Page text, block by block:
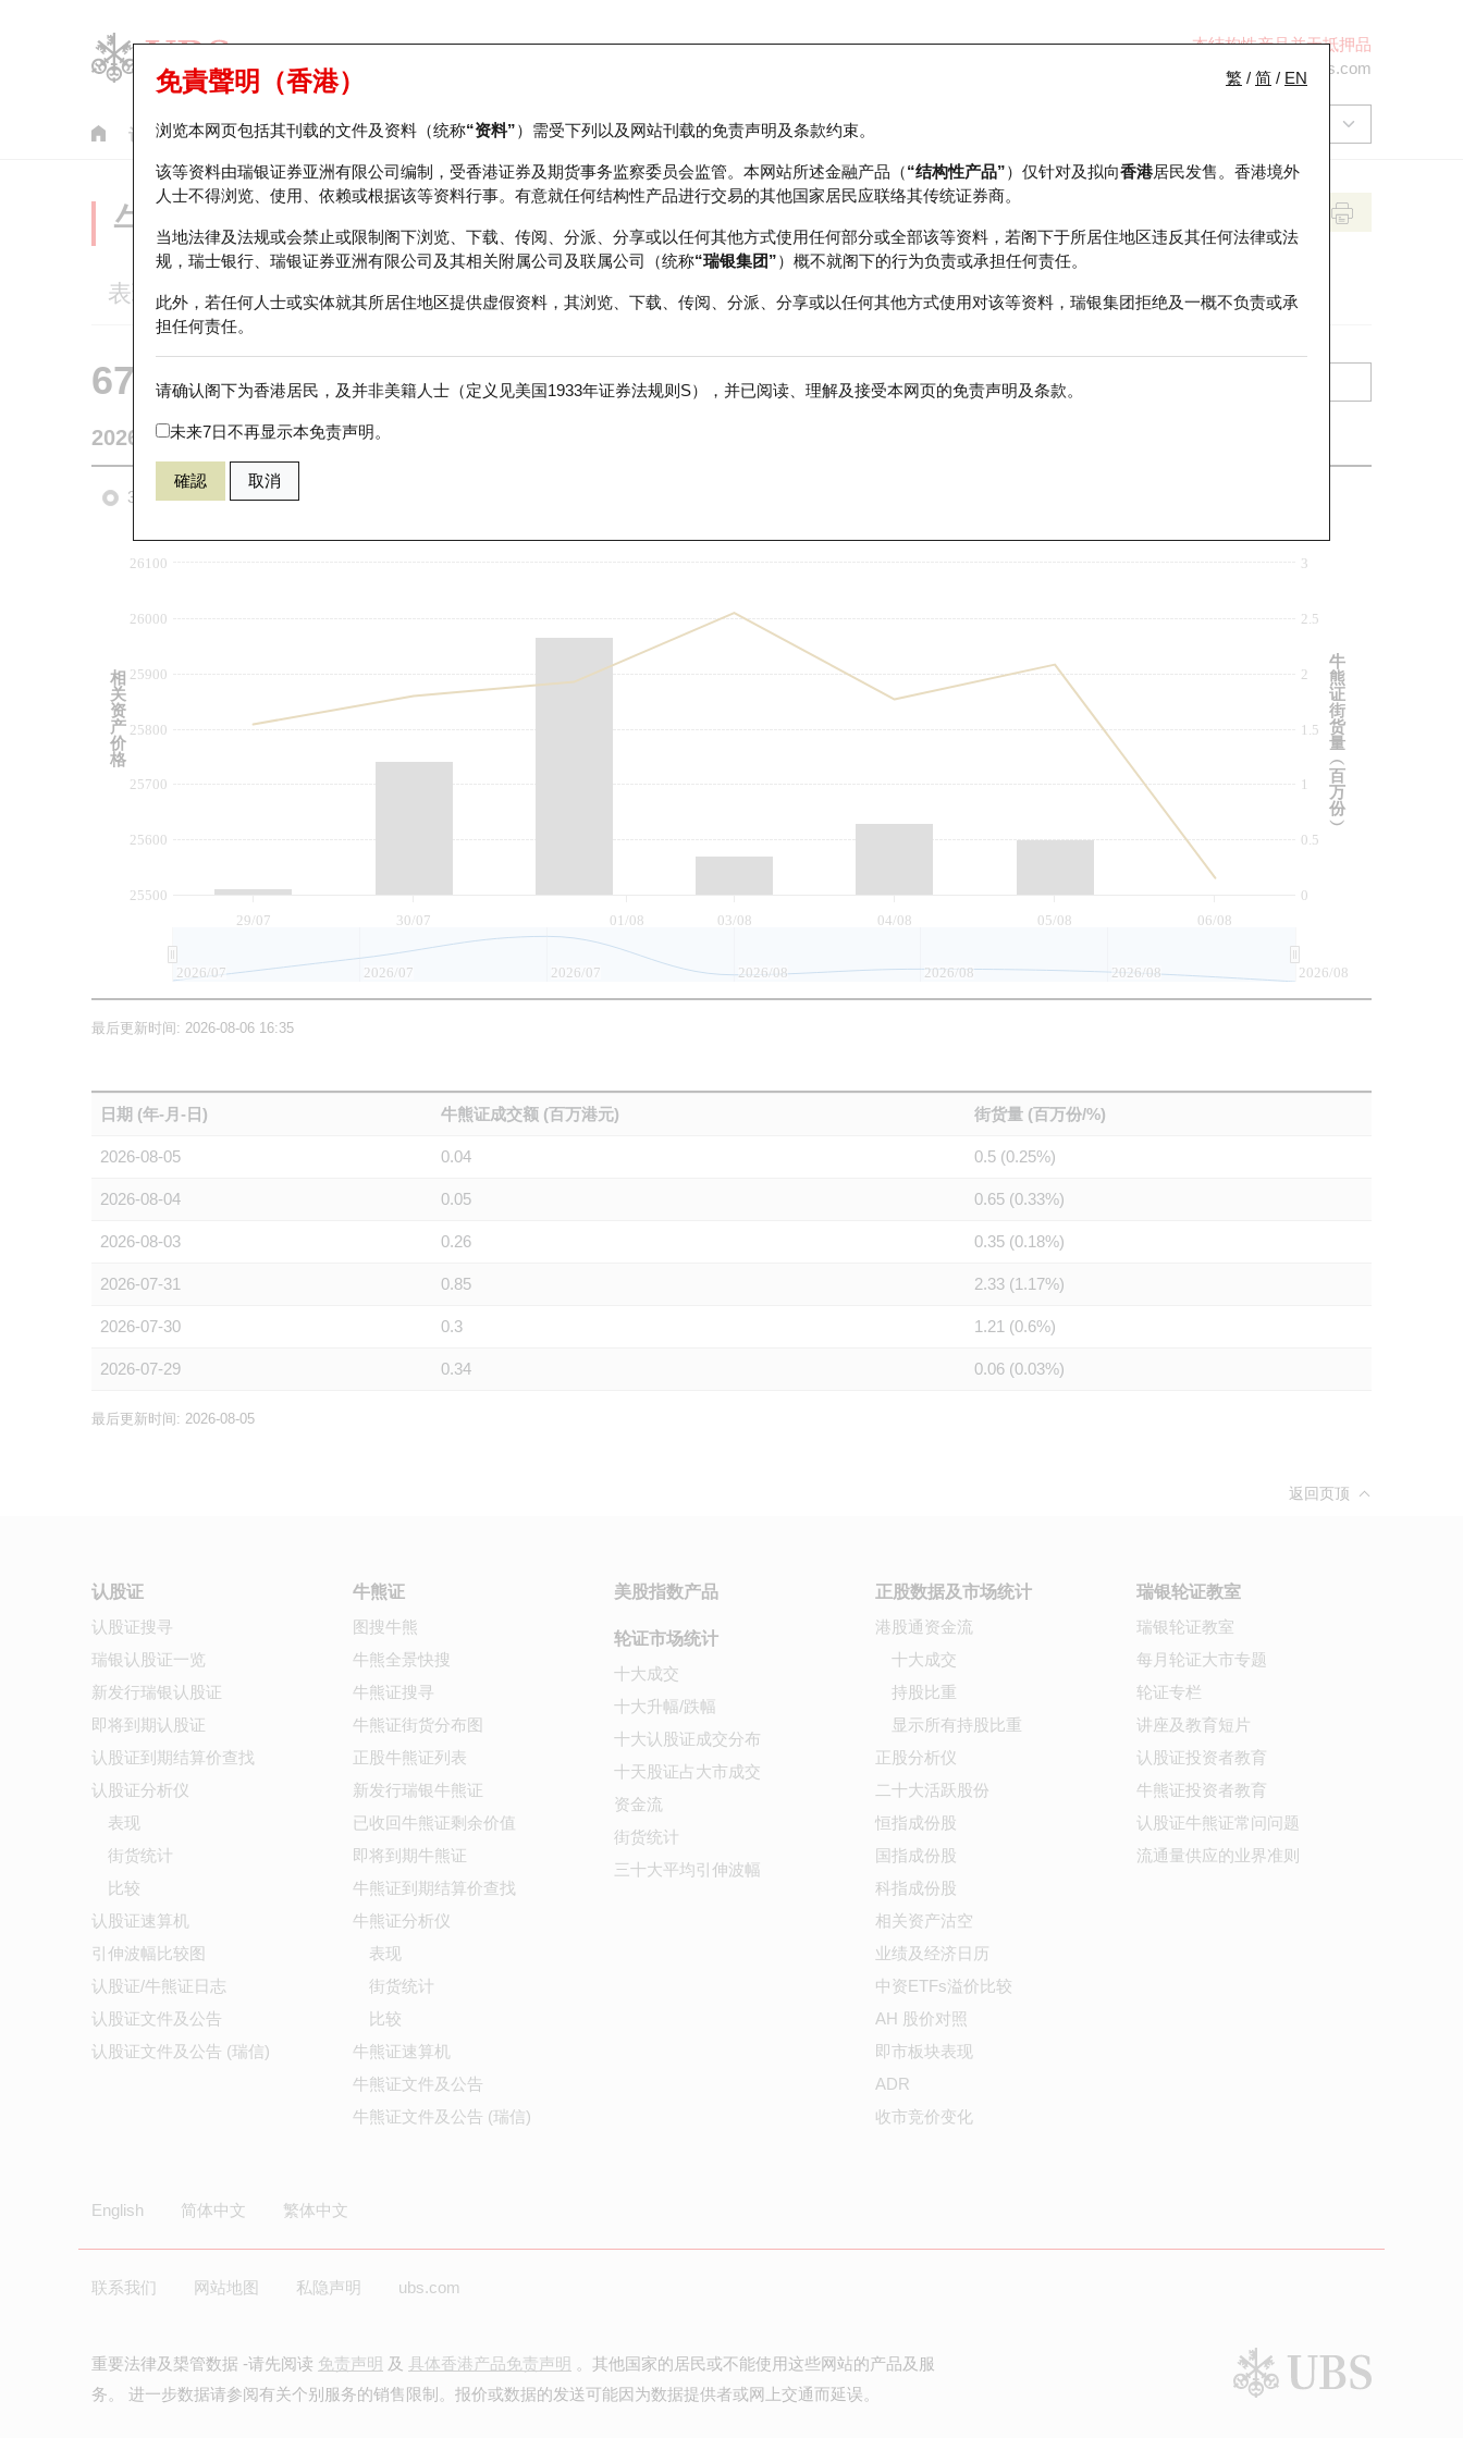
本结构性产品并无抵押品
ol-hkwarrants@ubs.com
认股证 牛熊证 美股指数产品 轮证市场统计 正股数据及市场统计 瑞银轮证教室
繁 / 简 / EN
免責聲明（香港）
浏览本网页包括其刊载的文件及资料（统称“资料”）需受下列以及网站刊载的免责声明及条款约束。
该等资料由瑞银证券亚洲有限公司编制，受香港证券及期货事务监察委员会监管。本网站所述金融产品（“结构性产品”）仅针对及拟向香港居民发售。香港境外
人士不得浏览、使用、依赖或根据该等资料行事。有意就任何结构性产品进行交易的其他国家居民应联络其传统证券商。
当地法律及法规或会禁止或限制阁下浏览、下载、传阅、分派、分享或以任何其他方式使用任何部分或全部该等资料，若阁下于所居住地区违反其任何法律或法
规，瑞士银行、瑞银证券亚洲有限公司及其相关附属公司及联属公司（统称“瑞银集团”）概不就阁下的行为负责或承担任何责任。
此外，若任何人士或实体就其所居住地区提供虚假资料，其浏览、下载、传阅、分派、分享或以任何其他方式使用对该等资料，瑞银集团拒绝及一概不负责或承
担任何责任。
请确认阁下为香港居民，及并非美籍人士（定义见美国1933年证券法规则S），并已阅读、理解及接受本网页的免责声明及条款。
未来7日不再显示本免责声明。
確認 取消
牛熊证分析仪
表现 街货统计 比较
67440 瑞银牛证 HSI 恒生指数
2026-08-06 相关资产价格25,530.28
3个月 6个月
29/07 30/07 01/08 03/08 04/08 05/08 06/08
0
0.5
1
1.5
2
2.5
3
25500
25600
25700
25800
25900
26000
26100
2026/07 2026/07 2026/07 2026/08 2026/08 2026/08 2026/08
牛
熊
证
街
货
量
︵
百
万
份
︶
相
关
资
产
价
格
最后更新时间: 2026-08-06 16:35
日期 (年-月-日) 牛熊证成交额 (百万港元) 街货量 (百万份/%)
2026-08-05 0.04 0.5 (0.25%)
2026-08-04 0.05 0.65 (0.33%)
2026-08-03 0.26 0.35 (0.18%)
2026-07-31 0.85 2.33 (1.17%)
2026-07-30 0.3 1.21 (0.6%)
2026-07-29 0.34 0.06 (0.03%)
最后更新时间: 2026-08-05
返回页顶
认股证
认股证搜寻
瑞银认股证一览
新发行瑞银认股证
即将到期认股证
认股证到期结算价查找
认股证分析仪
表现
街货统计
比较
认股证速算机
引伸波幅比较图
认股证/牛熊证日志
认股证文件及公告
认股证文件及公告 (瑞信)
牛熊证
图搜牛熊
牛熊全景快搜
牛熊证搜寻
牛熊证街货分布图
正股牛熊证列表
新发行瑞银牛熊证
已收回牛熊证剩余价值
即将到期牛熊证
牛熊证到期结算价查找
牛熊证分析仪
表现
街货统计
比较
牛熊证速算机
牛熊证文件及公告
牛熊证文件及公告 (瑞信)
美股指数产品
轮证市场统计
十大成交
十大升幅/跌幅
十大认股证成交分布
十天股证占大市成交
资金流
街货统计
三十大平均引伸波幅
正股数据及市场统计
港股通资金流
十大成交
持股比重
显示所有持股比重
正股分析仪
二十大活跃股份
恒指成份股
国指成份股
科指成份股
相关资产沽空
业绩及经济日历
中资ETFs溢价比较
AH 股价对照
即市板块表现
ADR
收市竞价变化
瑞银轮证教室
瑞银轮证教室
每月轮证大市专题
轮证专栏
讲座及教育短片
认股证投资者教育
牛熊证投资者教育
认股证牛熊证常问问题
流通量供应的业界准则
English 简体中文 繁体中文
联系我们 网站地图 私隐声明 ubs.com
重要法律及槼管数据 -请先阅读 免责声明 及 具体香港产品免责声明 。其他国家的居民或不能使用这些网站的产品及服
务。 进一步数据请参阅有关个别服务的销售限制。报价或数据的发送可能因为数据提供者或网上交通而延误。